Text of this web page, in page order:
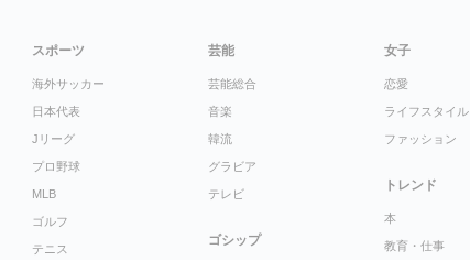
スポーツ
海外サッカー
日本代表
Jリーグ
プロ野球
MLB
ゴルフ
テニス
芸能
芸能総合
音楽
韓流
グラビア
テレビ
ゴシップ
女子
恋愛
ライフスタイル
ファッション
トレンド
本
教育・仕事